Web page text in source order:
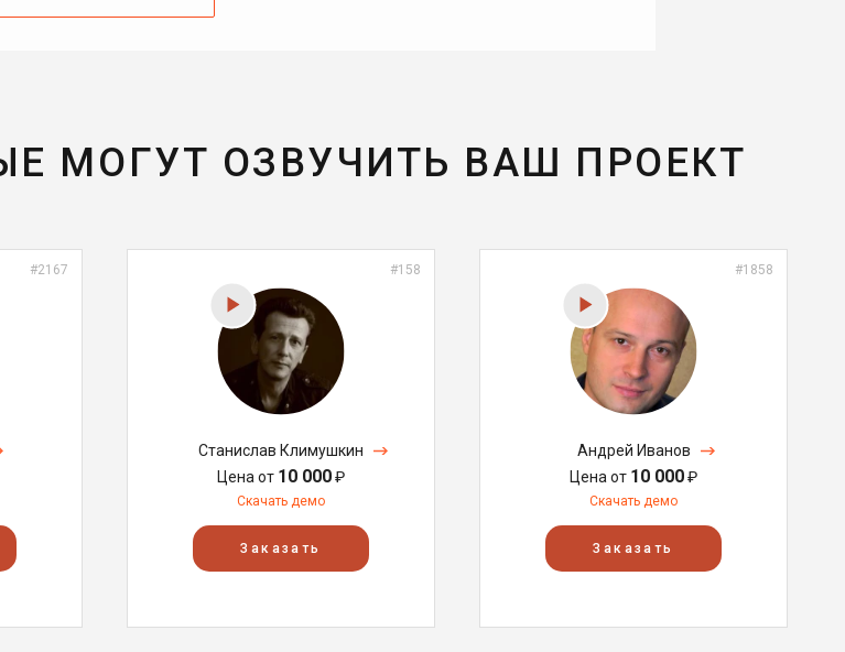
МОГУТ ОЗВУЧИТЬ ВАШ ПРОЕКТ
#2167 #158
Станислав Климушкин
Цена от 10 000₽
Скачать демо
Заказать
#1858
Андрей Иванов
Цена от 10 000₽
Скачать демо
Заказать